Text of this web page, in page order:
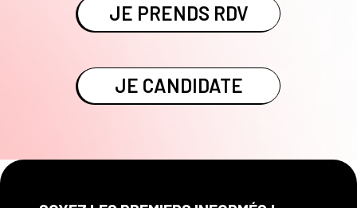
JE PRENDS RDV
JE CANDIDATE